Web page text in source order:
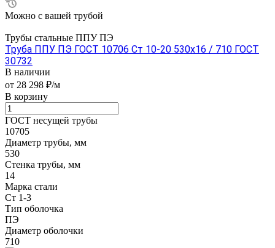
Можно с вашей трубой
Трубы стальные ППУ ПЭ
Труба ППУ ПЭ ГОСТ 10706 Ст 10-20 530x16 / 710 ГОСТ
30732
В наличии
от 28 298 ₽/м
В корзину
ГОСТ несущей трубы
10705
Диаметр трубы, мм
530
Стенка трубы, мм
14
Марка стали
Ст 1-3
Тип оболочка
ПЭ
Диаметр оболочки
710